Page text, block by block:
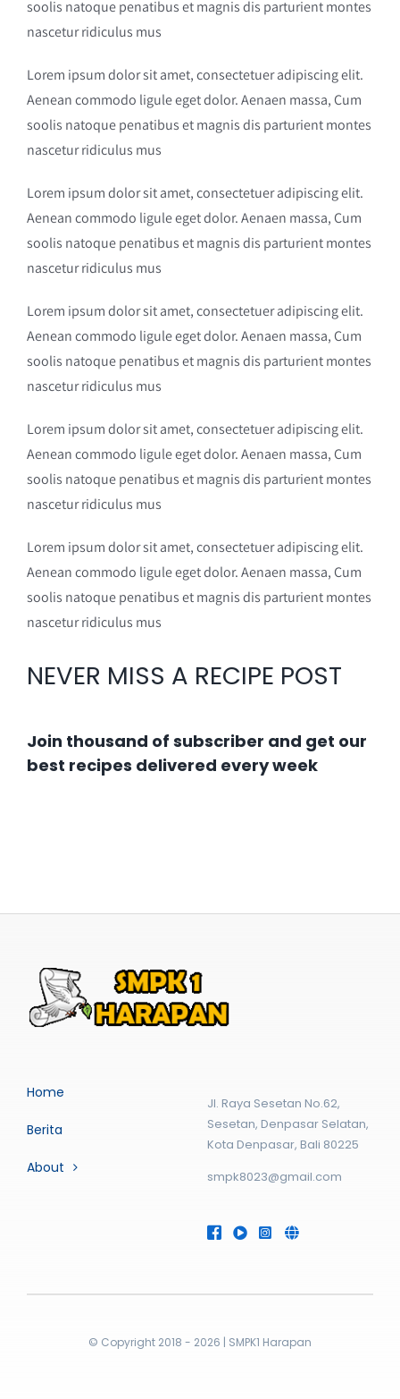
soolis natoque penatibus et magnis dis parturient montes
nascetur ridiculus mus
Lorem ipsum dolor sit amet, consectetuer adipiscing elit.
Aenean commodo ligule eget dolor. Aenaen massa, Cum
soolis natoque penatibus et magnis dis parturient montes
nascetur ridiculus mus
Lorem ipsum dolor sit amet, consectetuer adipiscing elit.
Aenean commodo ligule eget dolor. Aenaen massa, Cum
soolis natoque penatibus et magnis dis parturient montes
nascetur ridiculus mus
Lorem ipsum dolor sit amet, consectetuer adipiscing elit.
Aenean commodo ligule eget dolor. Aenaen massa, Cum
soolis natoque penatibus et magnis dis parturient montes
nascetur ridiculus mus
Lorem ipsum dolor sit amet, consectetuer adipiscing elit.
Aenean commodo ligule eget dolor. Aenaen massa, Cum
soolis natoque penatibus et magnis dis parturient montes
nascetur ridiculus mus
Lorem ipsum dolor sit amet, consectetuer adipiscing elit.
Aenean commodo ligule eget dolor. Aenaen massa, Cum
soolis natoque penatibus et magnis dis parturient montes
nascetur ridiculus mus
NEVER MISS A RECIPE POST
Join thousand of subscriber and get our
best recipes delivered every week
Home
Berita
About
Jl. Raya Sesetan No.62,
Sesetan, Denpasar Selatan,
Kota Denpasar, Bali 80225
smpk8023@gmail.com
© Copyright 2018 - 2026 | SMPK1 Harapan